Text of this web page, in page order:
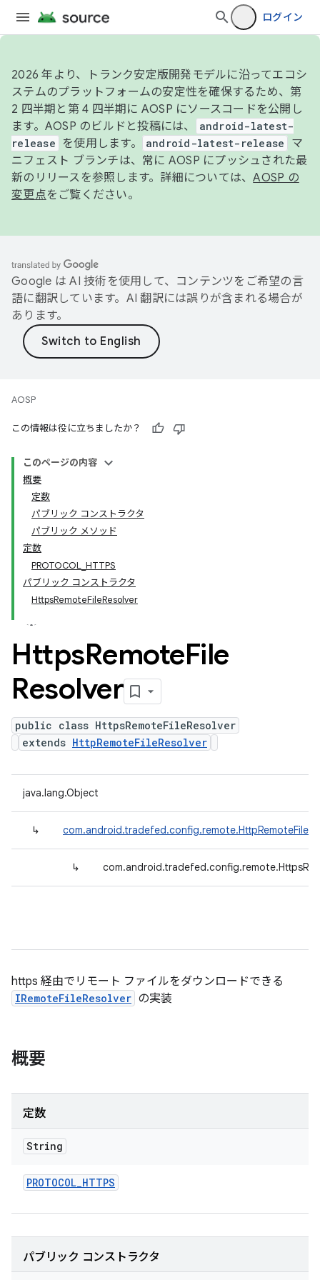
ログイン
2026 年より、トランク安定版開発モデルに沿ってエコシ
ステムのプラットフォームの安定性を確保するため、第
2 四半期と第 4 四半期に AOSP にソースコードを公開し
ます。AOSP のビルドと投稿には、
android-latest-
release
を使用します。 android-latest-release
マ
ニフェスト ブランチは、常に AOSP にプッシュされた最
新のリリースを参照します。詳細については、AOSP の
変更点をご覧ください。
Google は AI 技術を使用して、コンテンツをご希望の言
語に翻訳しています。AI 翻訳には誤りが含まれる場合が
あります。
AOSP
この情報は役に立ちましたか？
このページの内容
概要
定数
パブリック コンストラクタ
パブリック メソッド
定数
PROTOCOL_HTTPS
パブリック コンストラクタ
HttpsRemoteFileResolver
HttpsRemoteFile
Resolver
public class HttpsRemoteFileResolver
extends HttpRemoteFileResolver
java.lang.Object
↳
↳
https 経由でリモート ファイルをダウンロードできる
IRemoteFileResolver の実装
概要
定数
String
PROTOCOL_HTTPS
パブリック コンストラクタ